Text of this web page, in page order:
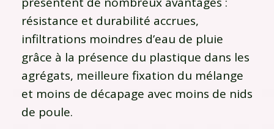
résistance et durabilité accrues,
infiltrations moindres d’eau de pluie
grâce à la présence du plastique dans les
agrégats, meilleure fixation du mélange
et moins de décapage avec moins de nids
de poule.